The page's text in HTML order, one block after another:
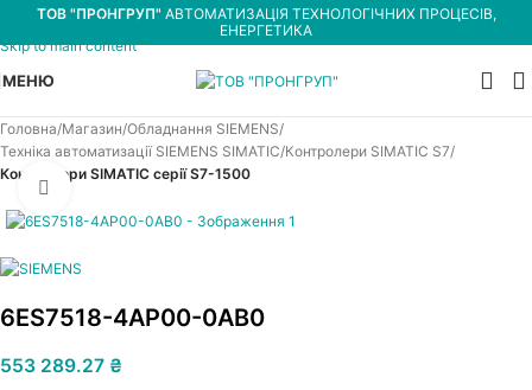
Skip to navigation
Skip to main content
ТОВ "ПРОНГРУП" АВТОМАТИЗАЦІЯ ТЕХНОЛОГІЧНИХ ПРОЦЕСІВ,
ЕНЕРГЕТИКА
МЕНЮ
Головна Магазин Обладнання SIEMENS
Техніка автоматизації SIEMENS SIMATIC Контролери SIMATIC S7
Контролери SIMATIC серії S7-1500
Увеличить
6ES7518-4AP00-0AB0
553 289.27 ₴